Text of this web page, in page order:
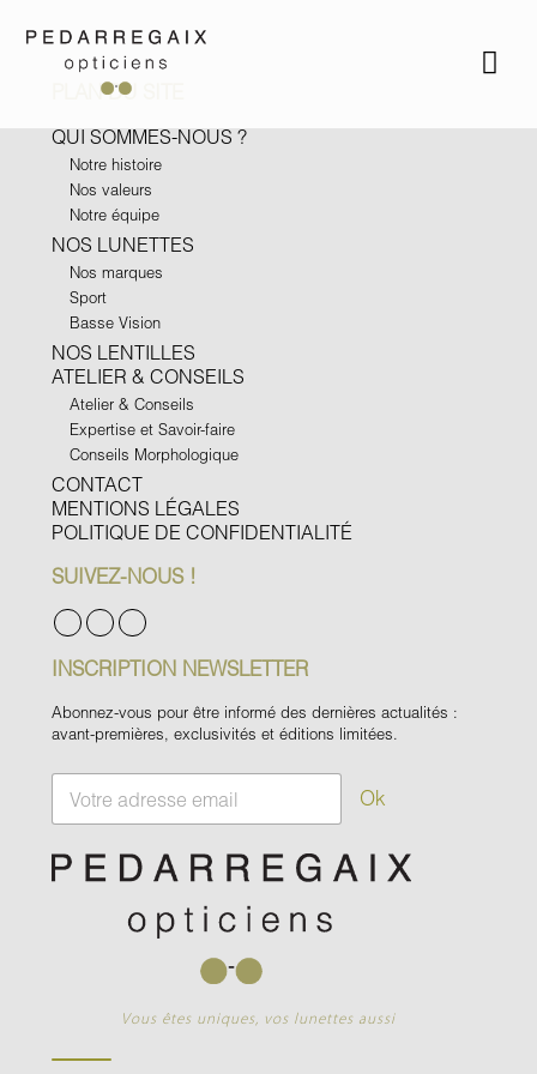
PLAN DU SITE
QUI SOMMES-NOUS ?
Notre histoire
Nos valeurs
Notre équipe
NOS LUNETTES
Nos marques
Sport
Basse Vision
NOS LENTILLES
ATELIER & CONSEILS
Atelier & Conseils
Expertise et Savoir-faire
Conseils Morphologique
CONTACT
MENTIONS LÉGALES
POLITIQUE DE CONFIDENTIALITÉ
SUIVEZ-NOUS !
INSCRIPTION NEWSLETTER
Abonnez-vous pour être informé des dernières actualités :
avant-premières, exclusivités et éditions limitées.
E
a
i
Ok
Vous êtes uniques, vos lunettes aussi